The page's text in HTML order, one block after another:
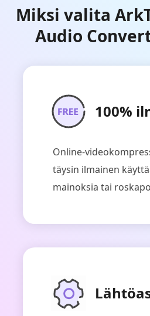
Miksi valita
Audio
100%
Online-
täysin ilmainen
mainoksia tai